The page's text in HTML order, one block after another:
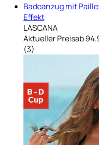
Badeanzug mit
Effekt
LASCANA
Aktueller Preisab
(3)